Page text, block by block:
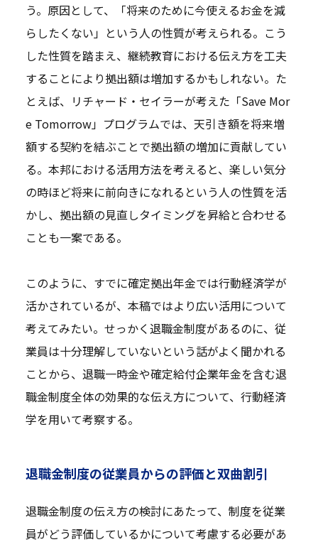
う。原因として、「将来のために今使えるお金を減
らしたくない」という人の性質が考えられる。こう
した性質を踏まえ、継続教育における伝え方を工夫
することにより拠出額は増加するかもしれない。た
とえば、リチャード・セイラーが考えた「Save Mor
e Tomorrow」プログラムでは、天引き額を将来増
額する契約を結ぶことで拠出額の増加に貢献してい
る。本邦における活用方法を考えると、楽しい気分
の時ほど将来に前向きになれるという人の性質を活
かし、拠出額の見直しタイミングを昇給と合わせる
ことも一案である。
このように、すでに確定拠出年金では行動経済学が
活かされているが、本稿ではより広い活用について
考えてみたい。せっかく退職金制度があるのに、従
業員は十分理解していないという話がよく聞かれる
ことから、退職一時金や確定給付企業年金を含む退
職金制度全体の効果的な伝え方について、行動経済
学を用いて考察する。
退職金制度の従業員からの評価と双曲割引
退職金制度の伝え方の検討にあたって、制度を従業
員がどう評価しているかについて考慮する必要があ